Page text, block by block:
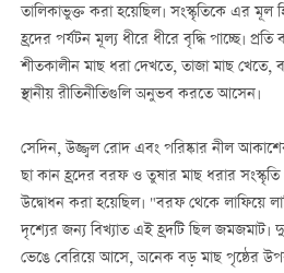
তালিকাভুক্ত করা হয়েছিল। সংস্কৃতিকে এর মূল
হ্রদের পর্যটন মূল্য ধীরে ধীরে বৃদ্ধি পাচ্ছে।
শীতকালীন মাছ ধরা দেখতে, তাজা মাছ
স্থানীয় রীতিনীতিগুলি অনুভব করতে আসেন।
সেদিন, উজ্জ্বল রোদ এবং পরিষ্কার নীল
ছা কান হ্রদের বরফ ও তুষার মাছ ধরার
উদ্বোধন করা হয়েছিল। "বরফ থেকে লাফিয়ে
দৃশ্যের জন্য বিখ্যাত এই হ্রদটি ছিল
ভেঙে বেরিয়ে আসে, অনেক বড় মাছ পৃষ্ঠের